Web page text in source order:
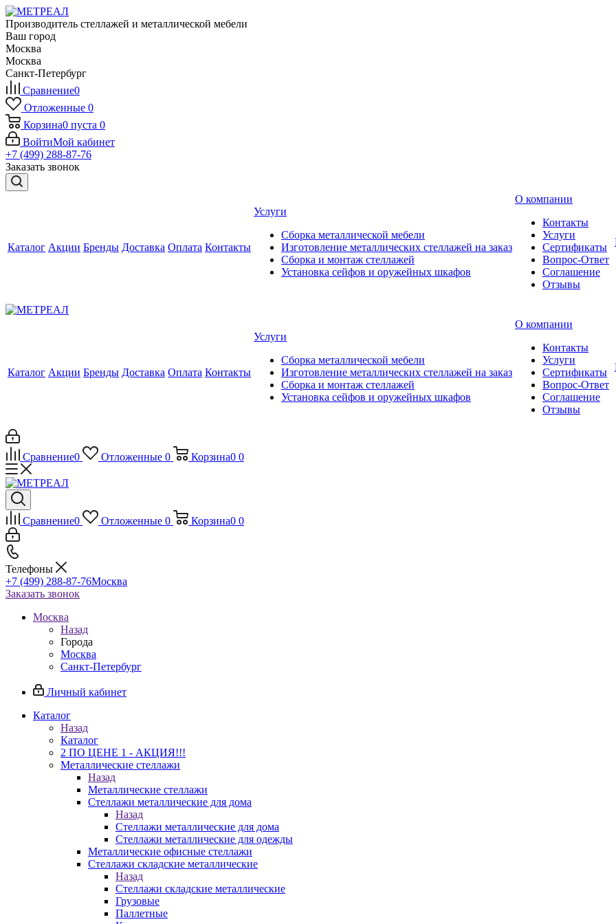
Производитель стеллажей и металлической мебели
Ваш город
Москва
Москва
Санкт-Петербург
Сравнение0
Отложенные 0
Корзина0 пуста 0
ВойтиМой кабинет
+7 (499) 288-87-76
Заказать звонок
Каталог Акции Бренды Доставка Оплата Контакты
Услуги
Сборка металлической мебели
Изготовление металлических стеллажей на заказ
Сборка и монтаж стеллажей
Установка сейфов и оружейных шкафов
О компании
Контакты
Услуги
Сертификаты
Вопрос-Ответ
Соглашение
Отзывы
Каталог Акции Бренды Доставка Оплата Контакты
Услуги
Сборка металлической мебели
Изготовление металлических стеллажей на заказ
Сборка и монтаж стеллажей
Установка сейфов и оружейных шкафов
О компании
Контакты
Услуги
Сертификаты
Вопрос-Ответ
Соглашение
Отзывы
Сравнение0 Отложенные 0 Корзина0 0
Сравнение0 Отложенные 0 Корзина0 0
Телефоны
+7 (499) 288-87-76Москва
Заказать звонок
Москва
Назад
Города
Москва
Санкт-Петербург
Личный кабинет
Каталог
Назад
Каталог
2 ПО ЦЕНЕ 1 - АКЦИЯ!!!
Металлические стеллажи
Назад
Металлические стеллажи
Стеллажи металлические для дома
Назад
Стеллажи металлические для дома
Стеллажи металлические для одежды
Металлические офисные стеллажи
Стеллажи складские металлические
Назад
Стеллажи складские металлические
Грузовые
Паллетные